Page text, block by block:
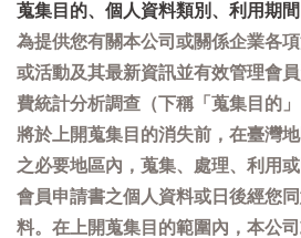
蒐集目的、個人資料類別、利用期
為提供您有關本公司或關係企業各
或活動及其最新資訊並有效管理會
費統計分析調查（下稱「蒐集目的
將於上開蒐集目的消失前，在臺灣
之必要地區內，蒐集、處理、利用
會員申請書之個人資料或日後經您
料。在上開蒐集目的範圍內，本公